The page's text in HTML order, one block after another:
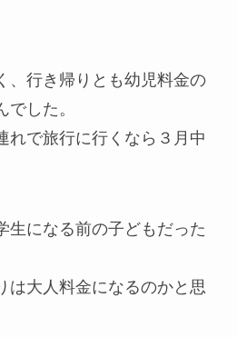
、行き帰りとも幼児料金の
した。
れで旅行に行くなら３月中
生になる前の子どもだった
は大人料金になるのかと思